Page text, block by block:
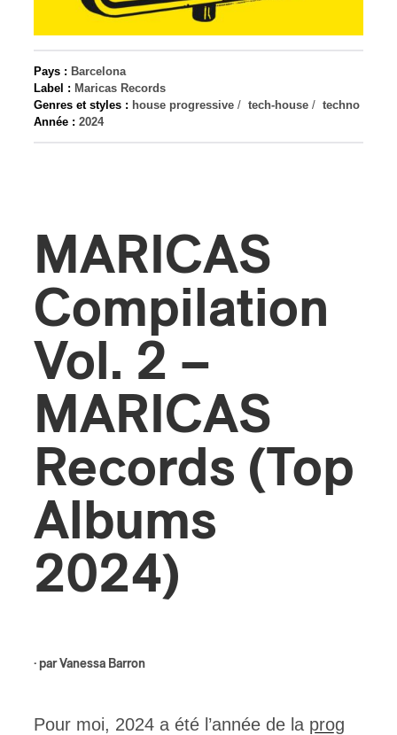
Pays : Barcelona
Label : Maricas Records
Genres et styles : house progressive / tech-house / techno
Année : 2024
MARICAS
Compilation
Vol. 2 –
MARICAS
Records (Top
Albums
2024)
· par Vanessa Barron
Pour moi, 2024 a été l’année de la prog